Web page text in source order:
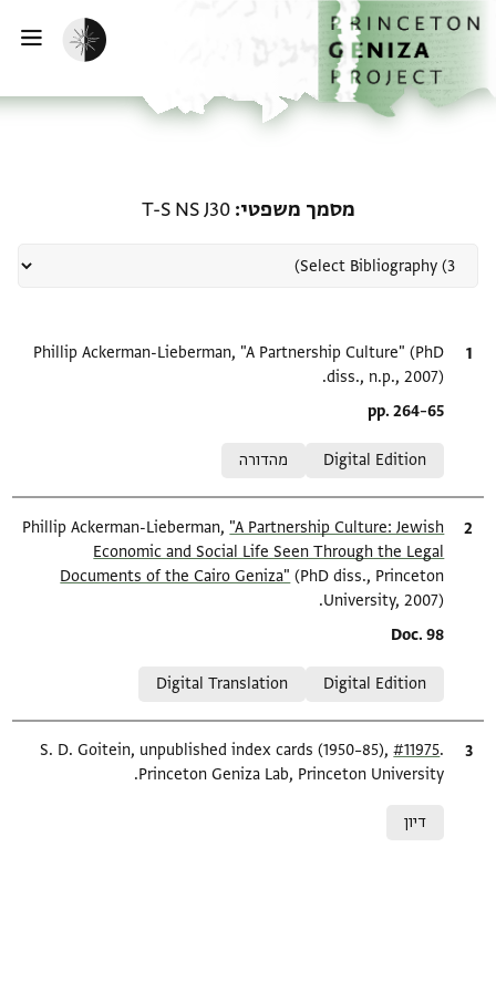
לתוכןהבית
הפעלת מצב כהה
מסמך משפטי T-S NS J30
ציטוט
Phillip Ackerman-Lieberman, "A Partnership Culture" (PhD
diss., n.p., 2007).
Location in source
pp. 264–65
Digital Edition
מהדורה
ציטוט Phillip Ackerman-Lieberman,"A Partnership Culture: Jewish
Economic and Social Life Seen Through the Legal
Documents of the Cairo Geniza" (PhD diss., Princeton
University, 2007).
Location in source
Doc. 98
Digital Edition
Digital Translation
ציטוט S. D. Goitein, unpublished index cards (1950–85),#11975
Princeton Geniza Lab, Princeton University.
דיון